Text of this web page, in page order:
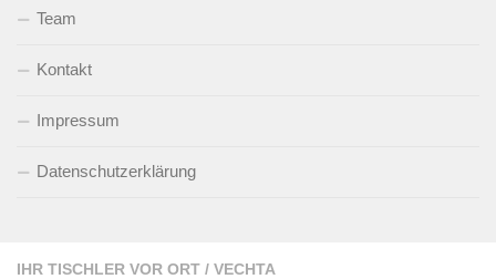
IHR TISCHLER VOR ORT / VECHTA
Team
Kontakt
Impressum
Datenschutzerklärung